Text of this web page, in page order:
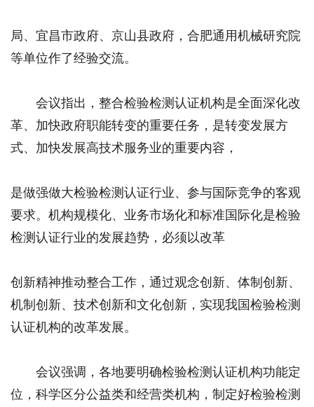
局、宜昌市政府、京山县政府，合肥通用机械研究院
等单位作了经验交流。
会议指出，整合检验检测认证机构是全面深化改
革、加快政府职能转变的重要任务，是转变发展方
式、加快发展高技术服务业的重要内容，
是做强做大检验检测认证行业、参与国际竞争的客观
要求。机构规模化、业务市场化和标准国际化是检验
检测认证行业的发展趋势，必须以改革
创新精神推动整合工作，通过观念创新、体制创新、
机制创新、技术创新和文化创新，实现我国检验检测
认证机构的改革发展。
会议强调，各地要明确检验检测认证机构功能定
位，科学区分公益类和经营类机构，制定好检验检测